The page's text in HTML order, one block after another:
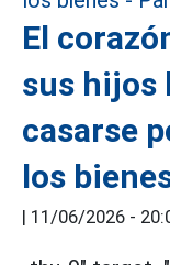
El
sus hijos
casarse
los
| 11/06/2026 -